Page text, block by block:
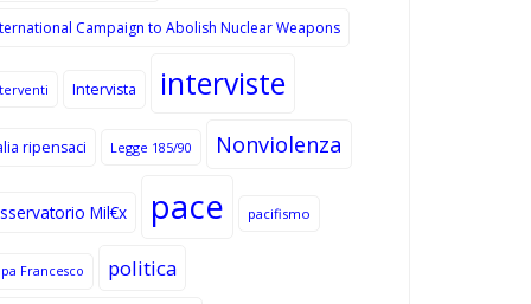
Campaign to Abolish Nuclear Weapons
Intervista interviste
ripensaci Legge 185/90 Nonviolenza
Mil€x pace pacifismo
Francesco
politica